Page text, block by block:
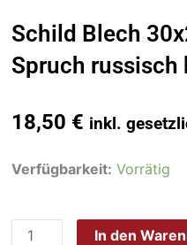
Schild Blech
Spruch russisch
18,50 € inkl.
Verfügbarkeit: Vorrätig
Schild
In den